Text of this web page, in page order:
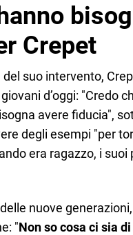
Crepet
suo intervento,
d’oggi: "Credo
avere fiducia",
degli esempi "per
era ragazzo, i
nuove
"Non so cosa ci sia